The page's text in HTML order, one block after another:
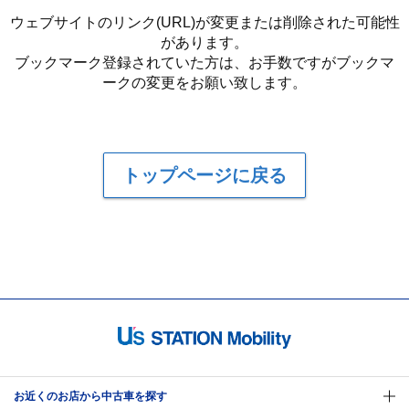
ウェブサイトのリンク(URL)が変更または削除された可能性
があります。
ブックマーク登録されていた方は、お手数ですがブックマ
ークの変更をお願い致します。
トップページに戻る
お近くのお店から中古車を探す